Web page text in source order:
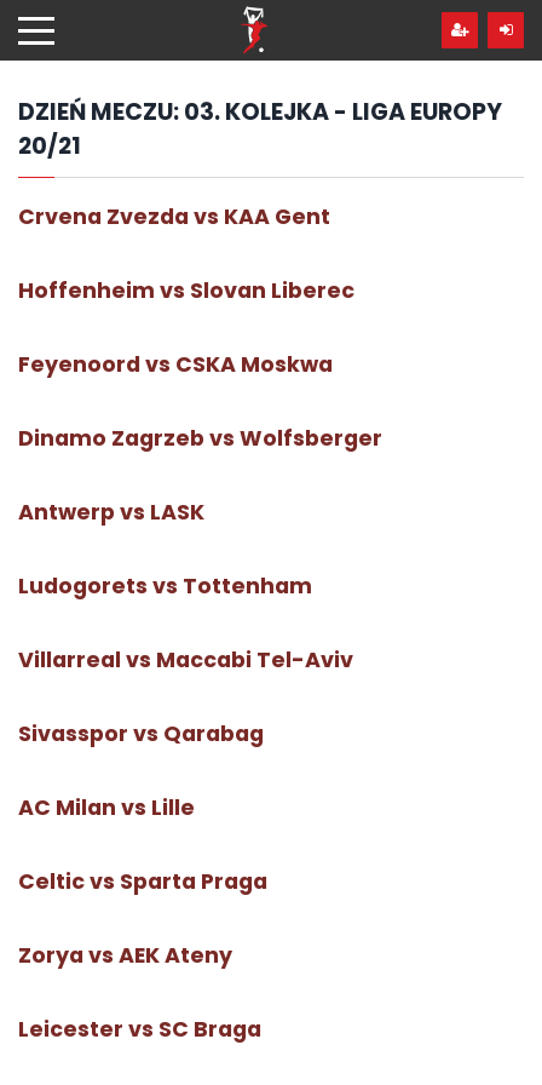
hdo
treści
DZIEŃ MECZU:03. KOLEJKA - LIGA EUROPY
20/21
Crvena Zvezda vs KAA Gent
Hoffenheim vs Slovan Liberec
Feyenoord vs CSKA Moskwa
Dinamo Zagrzeb vs Wolfsberger
Antwerp vs LASK
Ludogorets vs Tottenham
Villarreal vs Maccabi Tel-Aviv
Sivasspor vs Qarabag
AC Milan vs Lille
Celtic vs Sparta Praga
Zorya vs AEK Ateny
Leicester vs SC Braga